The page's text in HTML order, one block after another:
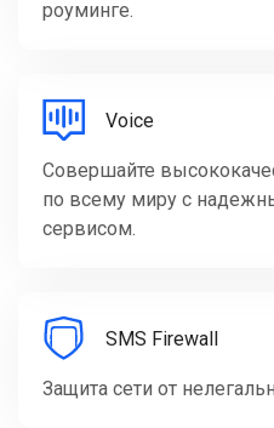
роуминге.
Voice
Совершайте
по всему миру с
сервисом.
SMS Firewall
Защита сети от